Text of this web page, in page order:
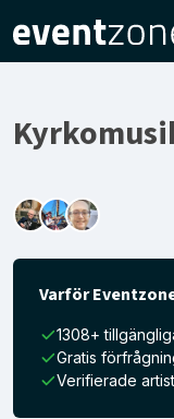
Varför
1308+
Gratis
Verifierade